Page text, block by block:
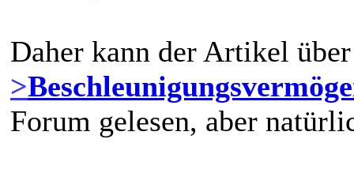
Daher kann der Artikel
>
Forum gelesen, aber